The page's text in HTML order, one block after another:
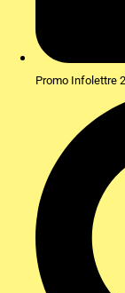
Promo Infolettre